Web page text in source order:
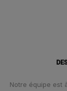
Notre équipe est